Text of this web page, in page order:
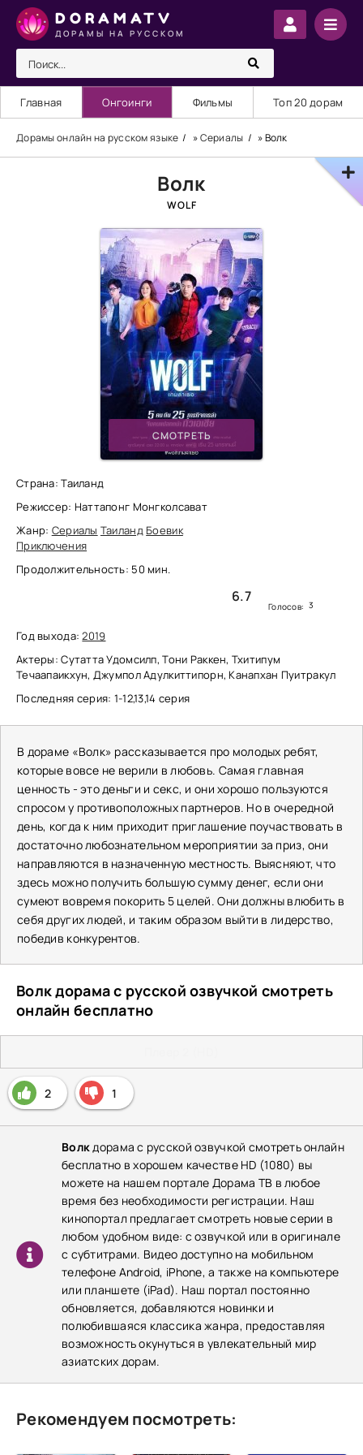
DORAMATV
ДОРАМЫ НА РУССКОМ
Главная Онгоинги Фильмы Топ 20 дорам
Дорамы онлайн на русском языке »Сериалы » Волк
Волк
WOLF
СМОТРЕТЬ
Страна: Таиланд
Режиссер: Наттапонг Монгколсават
Жанр: Сериалы Таиланд Боевик
Приключения
Продолжительность: 50 мин.
6.7
Голосов: 3
Год выхода:2019
Актеры: Сутатта Удомсилп, Тони Раккен, Тхитипум
Течаапаикхун, Джумпол Адулкиттипорн, Канапхан Пуитракул
Последняя серия: 1-12,13,14 серия
В дораме «Волк» рассказывается про молодых ребят,
которые вовсе не верили в любовь. Самая главная
ценность - это деньги и секс, и они хорошо пользуются
спросом у противоположных партнеров. Но в очередной
день, когда к ним приходит приглашение поучаствовать в
достаточно любознательном мероприятии за приз, они
направляются в назначенную местность. Выясняют, что
здесь можно получить большую сумму денег, если они
сумеют вовремя покорить 5 целей. Они должны влюбить в
себя других людей, и таким образом выйти в лидерство,
победив конкурентов.
Волк дорама с русской озвучкой смотреть
онлайн бесплатно
2 1
Волкдорама с русской озвучкой смотреть онлайн
бесплатно в хорошем качестве HD (1080) вы
можете на нашем портале Дорама ТВ в любое
время без необходимости регистрации. Наш
кинопортал предлагает смотреть новые серии в
любом удобном виде: с озвучкой или в оригинале
с субтитрами. Видео доступно на мобильном
телефоне Android, iPhone, а также на компьютере
или планшете (iPad). Наш портал постоянно
обновляется, добавляются новинки и
полюбившаяся классика жанра, предоставляя
возможность окунуться в увлекательный мир
азиатских дорам.
Рекомендуем посмотреть: